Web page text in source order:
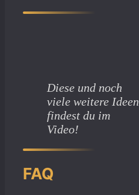
Diese und noch
viele weitere Ideen
findest du im
Video!
FAQ